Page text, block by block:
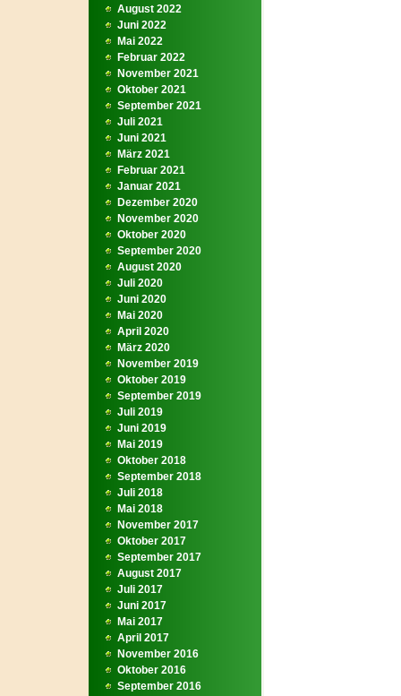
August 2022
Juni 2022
Mai 2022
Februar 2022
November 2021
Oktober 2021
September 2021
Juli 2021
Juni 2021
März 2021
Februar 2021
Januar 2021
Dezember 2020
November 2020
Oktober 2020
September 2020
August 2020
Juli 2020
Juni 2020
Mai 2020
April 2020
März 2020
November 2019
Oktober 2019
September 2019
Juli 2019
Juni 2019
Mai 2019
Oktober 2018
September 2018
Juli 2018
Mai 2018
November 2017
Oktober 2017
September 2017
August 2017
Juli 2017
Juni 2017
Mai 2017
April 2017
November 2016
Oktober 2016
September 2016